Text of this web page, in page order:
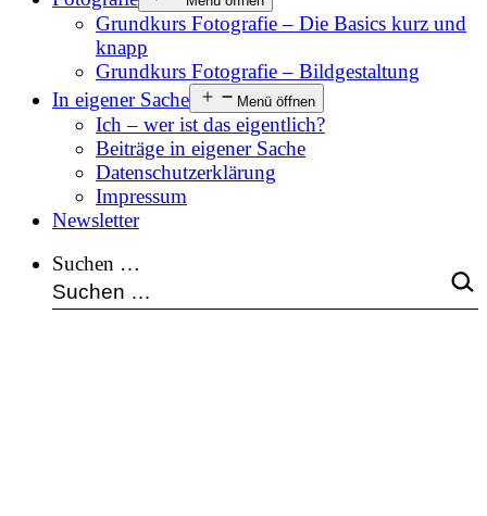
Grundkurs Fotografie – Die Basics kurz und
knapp
Grundkurs Fotografie – Bildgestaltung
In eigener Sache
Menü öffnen
Ich – wer ist das eigentlich?
Beiträge in eigener Sache
Datenschutzerklärung
Impressum
Newsletter
Suchen …